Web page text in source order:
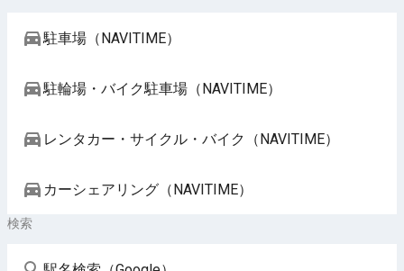
駐車場（NAVITIME）
駐輪場・バイク駐車場（NAVITIME）
レンタカー・サイクル・バイク（NAVITIME）
カーシェアリング（NAVITIME）
検索